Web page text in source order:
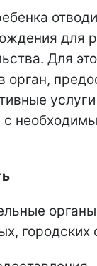
для
Для
орган,
с
городских